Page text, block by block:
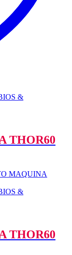
&
THOR60
&
THOR60